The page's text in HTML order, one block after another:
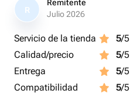
R
Remitente
Julio 2026
Servicio de la tienda 5/5
Calidad/precio
5/5
Entrega
5/5
Compatibilidad
5/5